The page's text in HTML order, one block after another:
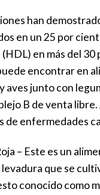
han
en un 25 por
en más del 30
encontrar en
aves junto con
B de venta
de enfermedades
– Este es un
que se
conocido como